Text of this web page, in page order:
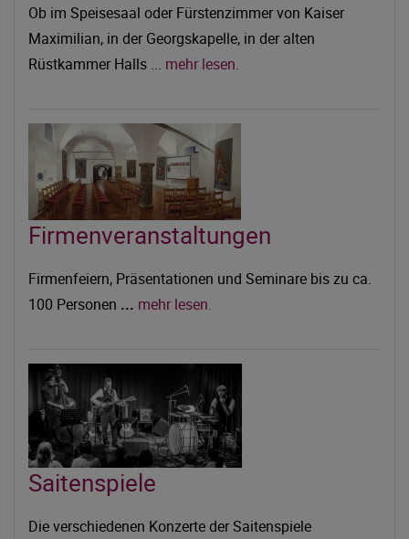
Ob im Speisesaal oder Fürstenzimmer von Kaiser
Maximilian, in der Georgskapelle, in der alten
Rüstkammer Halls ... mehr lesen.
Firmenveranstaltungen
Firmenfeiern, Präsentationen und Seminare bis zu ca.
100 Personen ... mehr lesen.
Saitenspiele
Die verschiedenen Konzerte der Saitenspiele